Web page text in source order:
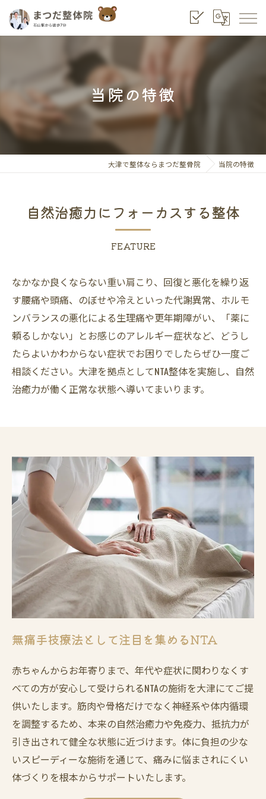
当院の特徴
大津で整体ならまつだ整骨院 当院の特徴
自然治癒力にフォーカスする整体
FEATURE
なかなか良くならない重い肩こり、回復と悪化を繰り返
す腰痛や頭痛、のぼせや冷えといった代謝異常、ホルモ
ンバランスの悪化による生理痛や更年期障がい、「薬に
頼るしかない」とお感じのアレルギー症状など、どうし
たらよいかわからない症状でお困りでしたらぜひ一度ご
相談ください。大津を拠点としてNTA整体を実施し、自然
治癒力が働く正常な状態へ導いてまいります。
無痛手技療法として注目を集めるNTA
赤ちゃんからお年寄りまで、年代や症状に関わりなくす
べての方が安心して受けられるNTAの施術を大津にてご提
供いたします。筋肉や骨格だけでなく神経系や体内循環
を調整するため、本来の自然治癒力や免疫力、抵抗力が
引き出されて健全な状態に近づけます。体に負担の少な
いスピーディーな施術を通じて、痛みに悩まされにくい
体づくりを根本からサポートいたします。